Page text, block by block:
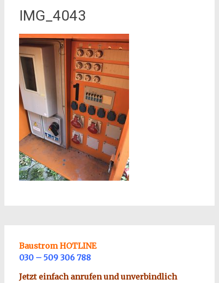
IMG_4043
Baustrom HOTLINE
030 – 509 306 788
Jetzt einfach anrufen und unverbindlich